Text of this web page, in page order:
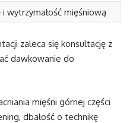
i wytrzymałość mięśniową
zaleca się konsultację z
dawkowanie do
mięśni górnej części
dbałość o technikę